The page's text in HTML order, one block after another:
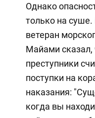
Однако
только на
ветеран
Майами сказал,
преступники
поступки на
наказания:
когда вы